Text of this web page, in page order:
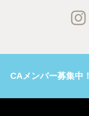
CAメンバー募集中！